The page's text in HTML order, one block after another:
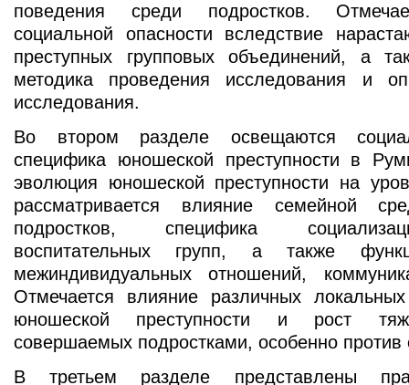
поведения среди подростков.
социальной опасности вследствие
преступных групповых объединений, а
методика проведения исследования и
исследования.
Во втором разделе освещаются
специфика юношеской преступности в
эволюция юношеской преступности на
рассматривается влияние семейной
подростков, специфика
воспитательных групп, а также
межиндивидуальных отношений,
Отмечается влияние различных
юношеской преступности и рост
совершаемых подростками, особенно против
В третьем разделе представлены